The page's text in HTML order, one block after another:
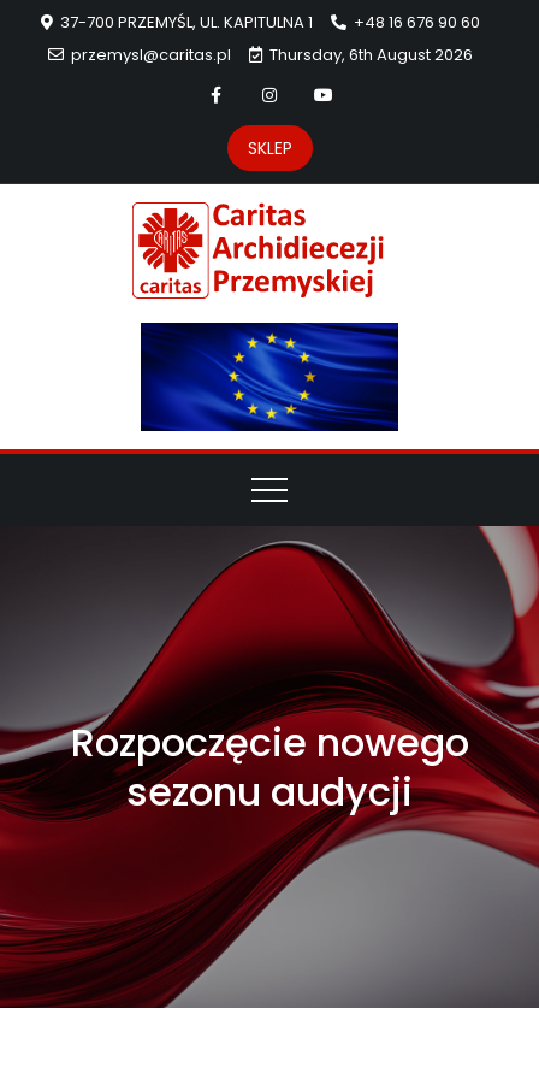
37-700 PRZEMYŚL, UL. KAPITULNA 1
+48 16 676 90 60
przemysl@caritas.pl
Thursday, 6th August 2026
SKLEP
Rozpoczęcie nowego
sezonu audycji